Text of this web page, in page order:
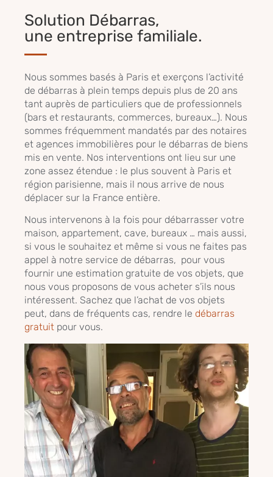
Solution Débarras,
une entreprise familiale.
Nous sommes basés à Paris et exerçons l’activité
de débarras à plein temps depuis plus de 20 ans
tant auprès de particuliers que de professionnels
(bars et restaurants, commerces, bureaux…). Nous
sommes fréquemment mandatés par des notaires
et agences immobilières pour le débarras de biens
mis en vente. Nos interventions ont lieu sur une
zone assez étendue : le plus souvent à Paris et
région parisienne, mais il nous arrive de nous
déplacer sur la France entière.
Nous intervenons à la fois pour débarrasser votre
maison, appartement, cave, bureaux … mais aussi,
si vous le souhaitez et même si vous ne faites pas
appel à notre service de débarras, pour vous
fournir une estimation gratuite de vos objets, que
nous vous proposons de vous acheter s’ils nous
intéressent. Sachez que l’achat de vos objets
peut, dans de fréquents cas, rendre le débarras
gratuit pour vous.